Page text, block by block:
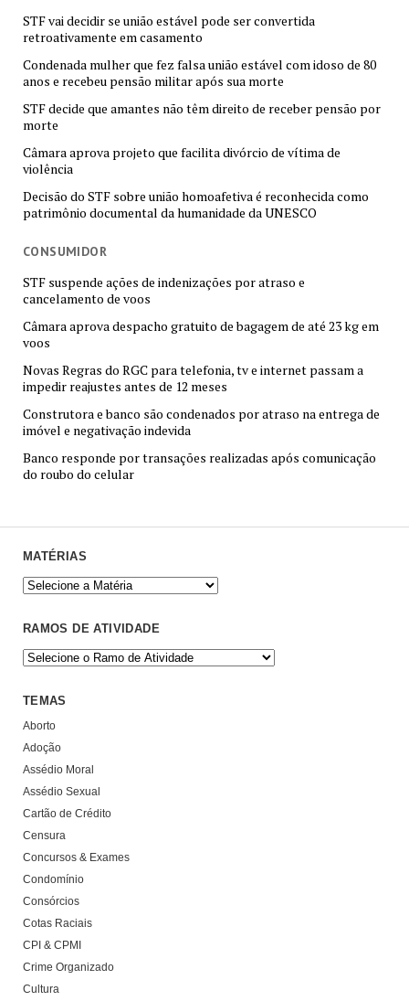
STF vai decidir se união estável pode ser convertida
retroativamente em casamento
Condenada mulher que fez falsa união estável com idoso de 80
anos e recebeu pensão militar após sua morte
STF decide que amantes não têm direito de receber pensão por
morte
Câmara aprova projeto que facilita divórcio de vítima de
violência
Decisão do STF sobre união homoafetiva é reconhecida como
patrimônio documental da humanidade da UNESCO
CONSUMIDOR
STF suspende ações de indenizações por atraso e
cancelamento de voos
Câmara aprova despacho gratuito de bagagem de até 23 kg em
voos
Novas Regras do RGC para telefonia, tv e internet passam a
impedir reajustes antes de 12 meses
Construtora e banco são condenados por atraso na entrega de
imóvel e negativação indevida
Banco responde por transações realizadas após comunicação
do roubo do celular
MATÉRIAS
RAMOS DE ATIVIDADE
TEMAS
Aborto
Adoção
Assédio Moral
Assédio Sexual
Cartão de Crédito
Censura
Concursos & Exames
Condomínio
Consórcios
Cotas Raciais
CPI & CPMI
Crime Organizado
Cultura